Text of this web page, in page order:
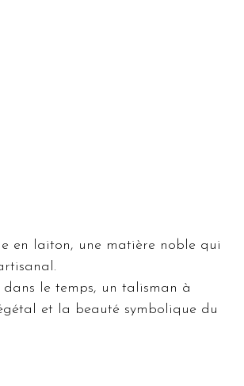
en laiton, une matière noble qui
le temps, un talisman à
et la beauté symbolique du